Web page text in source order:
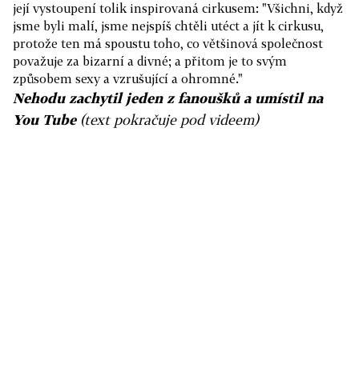
její vystoupení tolik inspirovaná cirkusem: "Všichni, když
jsme byli malí, jsme nejspíš chtěli utéct a jít k cirkusu,
protože ten má spoustu toho, co většinová společnost
považuje za bizarní a divné; a přitom je to svým
způsobem sexy a vzrušující a ohromné."
Nehodu zachytil jeden z fanoušků a umístil na
You Tube (text pokračuje pod videem)